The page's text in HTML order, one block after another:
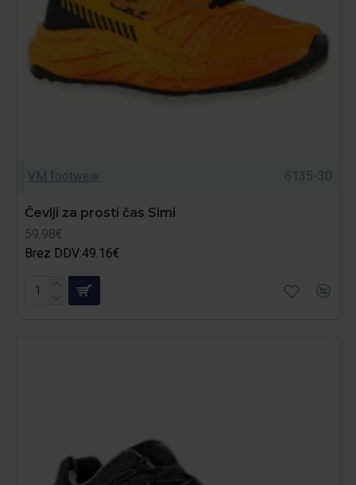
VM footwear 6135-30
Čevlji za prosti čas Simi
59.98€
Brez DDV:49.16€